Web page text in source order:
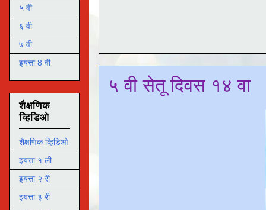
५ वी सेतू दिवस १४ वा
५ वी
६ वी
७ वी
इयत्ता 8 वी
शैक्षणिक
व्हिडिओ
शैक्षणिक व्हिडिओ
इयत्ता १ ली
इयत्ता २ री
इयत्ता ३ री